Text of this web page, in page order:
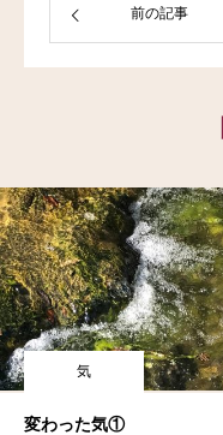
前の記事
気
変わった気①